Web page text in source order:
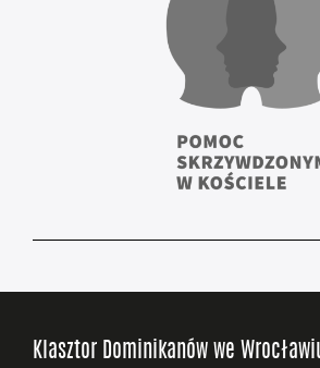
Klasztor Dominikanów we